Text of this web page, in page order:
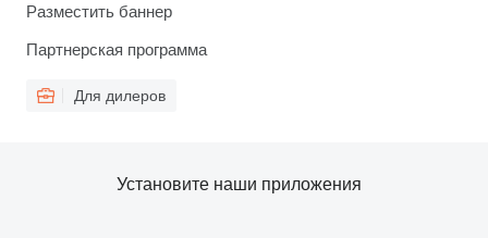
Разместить баннер
Партнерская программа
Для дилеров
Установите наши приложения